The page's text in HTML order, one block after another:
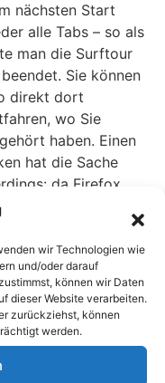
nächsten Start
alle Tabs – so als
man die Surftour
Sie können
direkt dort
wo Sie
haben. Einen
hat die Sache
da Firefox
Start sofort alle
lädt, zieht sich der
oft in die
Das lässt sich
wir Technologien wie
und/oder darauf
können wir Daten
dieser Website verarbeiten.
zurückziehst, können
werden.